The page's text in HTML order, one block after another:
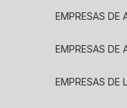
EMPRESAS
EMPRESAS
EMPRESAS